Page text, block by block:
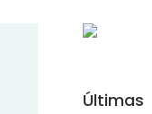
Últimas